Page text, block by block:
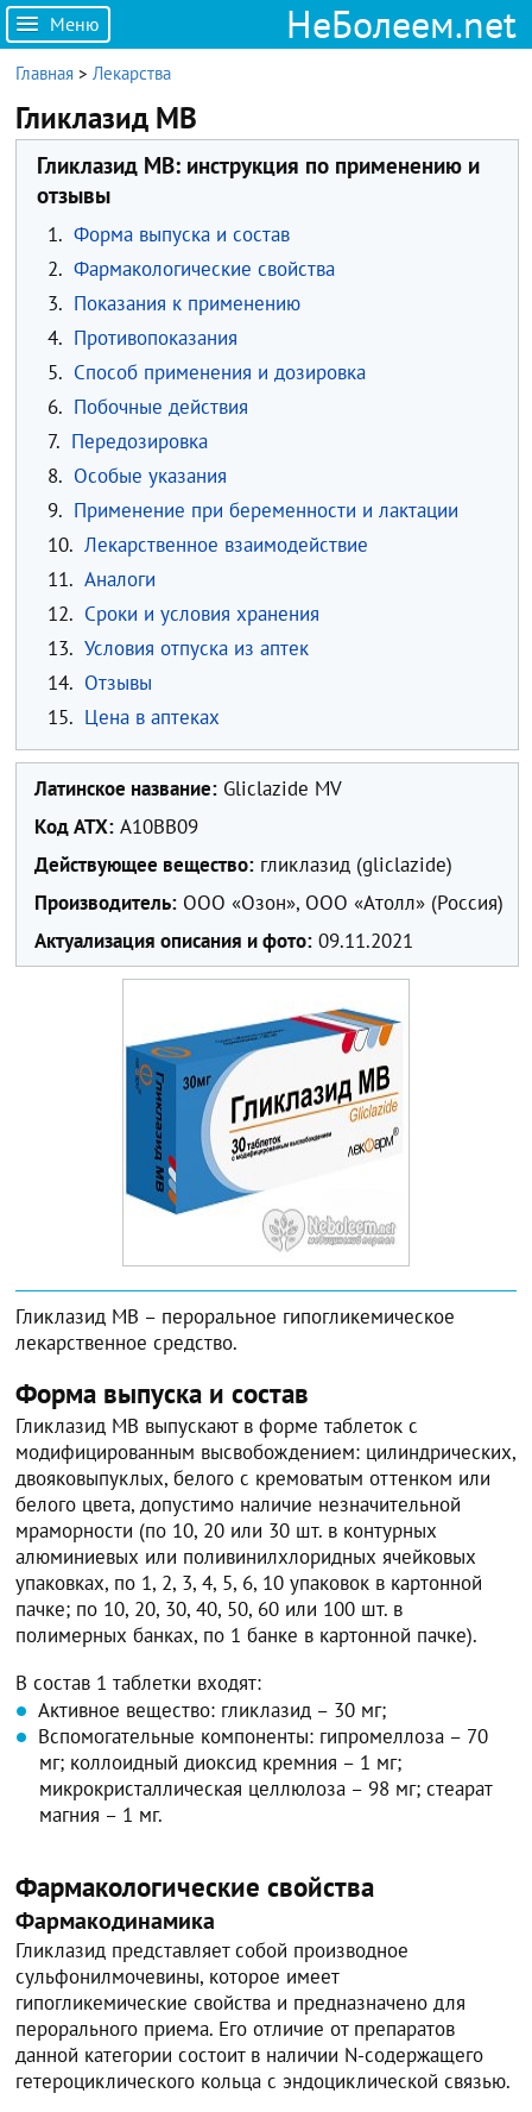
Меню НеБолеем.net
Главная >Лекарства
Гликлазид МВ
Гликлазид МВ: инструкция по применению и
отзывы
1. Форма выпуска и состав
2. Фармакологические свойства
3. Показания к применению
4. Противопоказания
5. Способ применения и дозировка
6. Побочные действия
7. Передозировка
8. Особые указания
9. Применение при беременности и лактации
10. Лекарственное взаимодействие
11. Аналоги
12. Сроки и условия хранения
13. Условия отпуска из аптек
14. Отзывы
15. Цена в аптеках
Латинское название: Gliclazide MV
Код ATX: А10ВВ09
Действующее вещество: гликлазид (gliclazide)
Производитель: ООО «Озон», ООО «Атолл» (Россия)
Актуализация описания и фото: 09.11.2021
Гликлазид МВ – пероральное гипогликемическое
лекарственное средство.
Форма выпуска и состав
Гликлазид МВ выпускают в форме таблеток с
модифицированным высвобождением: цилиндрических,
двояковыпуклых, белого с кремоватым оттенком или
белого цвета, допустимо наличие незначительной
мраморности (по 10, 20 или 30 шт. в контурных
алюминиевых или поливинилхлоридных ячейковых
упаковках, по 1, 2, 3, 4, 5, 6, 10 упаковок в картонной
пачке; по 10, 20, 30, 40, 50, 60 или 100 шт. в
полимерных банках, по 1 банке в картонной пачке).
В состав 1 таблетки входят:
Активное вещество: гликлазид – 30 мг;
Вспомогательные компоненты: гипромеллоза – 70
мг; коллоидный диоксид кремния – 1 мг;
микрокристаллическая целлюлоза – 98 мг; стеарат
магния – 1 мг.
Фармакологические свойства
Фармакодинамика
Гликлазид представляет собой производное
сульфонилмочевины, которое имеет
гипогликемические свойства и предназначено для
перорального приема. Его отличие от препаратов
данной категории состоит в наличии N-содержащего
гетероциклического кольца с эндоциклической связью.